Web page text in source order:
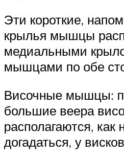
Эти короткие,
крылья мышцы
медиальными
мышцами по обе
Височные мышцы:
большие веера
располагаются, как
догадаться, у